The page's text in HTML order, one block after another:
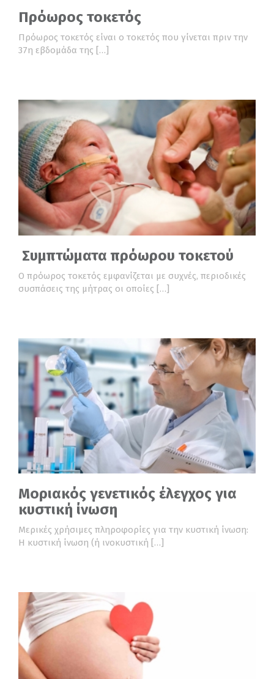
Πρόωρος τοκετός
Πρόωρος τοκετός είναι ο τοκετός που γίνεται πριν την
37η εβδομάδα της […]
Συμπτώματα πρόωρου τοκετού
Ο πρόωρος τοκετός εμφανίζεται με συχνές, περιοδικές
συσπάσεις της μήτρας οι οποίες […]
Μοριακός γενετικός έλεγχος για
κυστική ίνωση
Μερικές χρήσιμες πληροφορίες για την κυστική ίνωση:
Η κυστική ίνωση (ή ινοκυστική […]